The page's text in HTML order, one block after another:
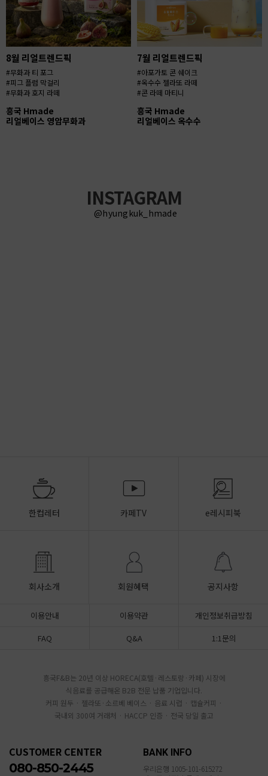
8월 리얼트렌드픽
#무화과 티 포그
#피그 플럼 막걸리
#무화과 호지 라떼
흥국 Hmade
리얼베이스 영암무화과
7월 리얼트렌드픽
#아포가토 콘 쉐이크
#옥수수 젤라또 라떼
#콘 라떼 마티니
흥국 Hmade
리얼베이스 옥수수
INSTAGRAM
@hyungkuk_hmade
한컵레터 카페TV e레시피북
회사소개 회원혜택 공지사항
이용안내 이용약관
개인정보취급방침
FAQ
Q&A 1:1문의
흥국F&B는 20년 이상 HORECA(호텔·레스토랑·카페) 시장에
식음료를 공급해온 B2B 전문 납품 기업입니다.
커피 원두 · 젤라또·소르베 베이스 · 음료 시럽 · 캡슐커피 ·
국내외 300여 거래처 · HACCP 인증 · 전국 당일 출고
CUSTOMER CENTER
080-850-2445
BANK INFO
우리은행 1005-101-615272